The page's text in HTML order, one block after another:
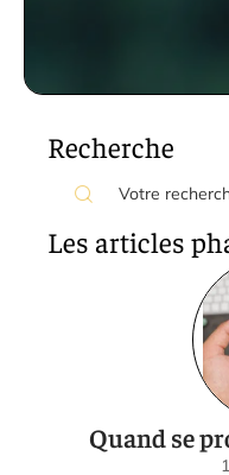
Recherche
Les articles
Quand se